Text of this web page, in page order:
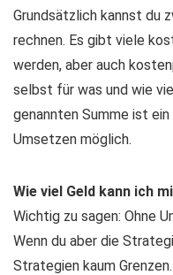
Grundsätzlich kannst du
rechnen. Es gibt viele
werden, aber auch
selbst für was und wie
genannten Summe ist
Umsetzen möglich.
Wie viel Geld kann ich
Wichtig zu sagen: Ohne
Wenn du aber die
Strategien kaum